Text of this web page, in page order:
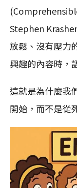
Stephen
放鬆、沒有壓力
興趣的內容時，
這就是為什麼我
開始，而不是從